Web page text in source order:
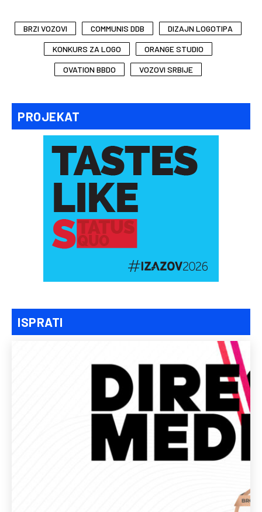
PROJEKAT
ISPRATI
BRZI VOZOVI COMMUNIS DDB DIZAJN LOGOTIPA
KONKURS ZA LOGO ORANGE STUDIO
OVATION BBDO VOZOVI SRBIJE